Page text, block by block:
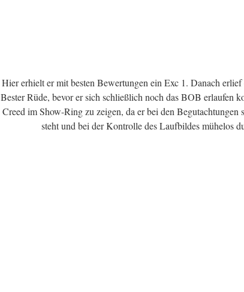
Hier erhielt er mit besten Bewertungen ein Exc 1. Danach
Bester Rüde, bevor er sich schließlich noch das BOB erlaufen
Creed im Show-Ring zu zeigen, da er bei den Begutachtungen
steht und bei der Kontrolle des Laufbildes mühelos